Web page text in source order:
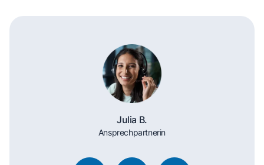
Julia B.
Ansprechpartnerin